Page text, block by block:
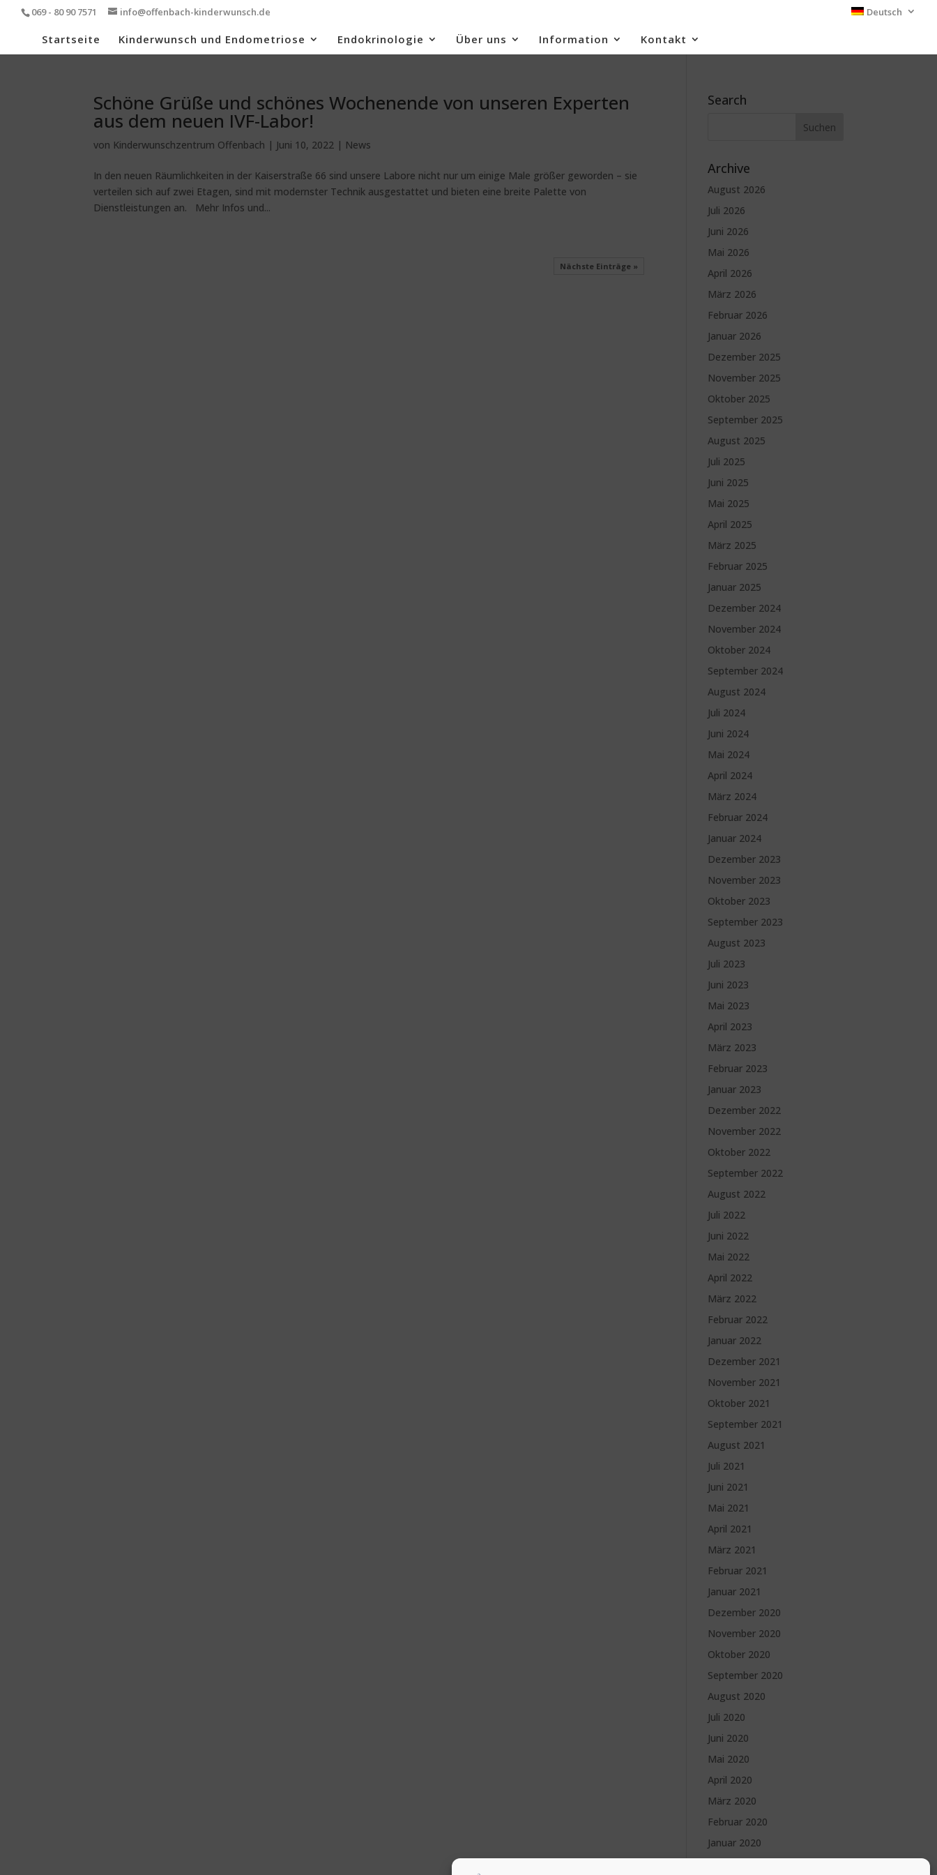
069 - 80 90 7571 info@offenbach-kinderwunsch.de Deutsch
Startseite Kinderwunsch und Endometriose Endokrinologie Über uns Information Kontakt
Schöne Grüße und schönes Wochenende von unseren Experten
aus dem neuen IVF-Labor!
von Kinderwunschzentrum Offenbach | Juni 10, 2022 | News
In den neuen Räumlichkeiten in der Kaiserstraße 66 sind unsere Labore nicht nur um einige Male größer geworden – sie
verteilen sich auf zwei Etagen, sind mit modernster Technik ausgestattet und bieten eine breite Palette von
Dienstleistungen an. Mehr Infos und...
Nächste Einträge »
Search
Archive
August 2026
Juli 2026
Juni 2026
Mai 2026
April 2026
März 2026
Februar 2026
Januar 2026
Dezember 2025
November 2025
Oktober 2025
September 2025
August 2025
Juli 2025
Juni 2025
Mai 2025
April 2025
März 2025
Februar 2025
Januar 2025
Dezember 2024
November 2024
Oktober 2024
September 2024
August 2024
Juli 2024
Juni 2024
Mai 2024
April 2024
März 2024
Februar 2024
Januar 2024
Dezember 2023
November 2023
Oktober 2023
September 2023
August 2023
Juli 2023
Juni 2023
Mai 2023
April 2023
März 2023
Februar 2023
Januar 2023
Dezember 2022
November 2022
Oktober 2022
September 2022
August 2022
Juli 2022
Juni 2022
Mai 2022
April 2022
März 2022
Februar 2022
Januar 2022
Dezember 2021
November 2021
Oktober 2021
September 2021
August 2021
Juli 2021
Juni 2021
Mai 2021
April 2021
März 2021
Februar 2021
Januar 2021
Dezember 2020
November 2020
Oktober 2020
September 2020
August 2020
Juli 2020
Juni 2020
Mai 2020
April 2020
März 2020
Februar 2020
Januar 2020